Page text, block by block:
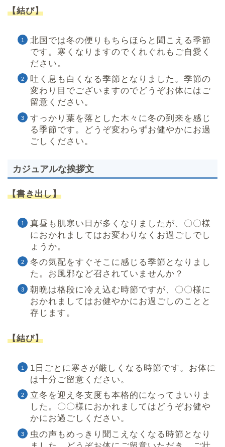
【結び】
北国では冬の便りもちらほらと聞こえる季節
です。寒くなりますのでくれぐれもご自愛く
ださい。
吐く息も白くなる季節となりました。季節の
変わり目でございますのでどうぞお体にはご
留意ください。
すっかり葉を落とした木々に冬の到来を感じ
る季節です。どうぞ変わらずお健やかにお過
ごしください。
カジュアルな挨拶文
【書き出し】
真昼も肌寒い日が多くなりましたが、〇〇様
におかれましてはお変わりなくお過ごしでし
ょうか。
冬の気配をすぐそこに感じる季節となりまし
た。お風邪など召されていませんか？
朝晩は格段に冷え込む時節ですが、〇〇様に
おかれましてはお健やかにお過ごしのことと
存じます。
【結び】
1日ごとに寒さが厳しくなる時節です。お体に
は十分ご留意ください。
立冬を迎え冬支度も本格的になってまいりま
した。〇〇様におかれましてはどうぞお健や
かにお過ごしください。
虫の声もめっきり聞こえなくなる時節となり